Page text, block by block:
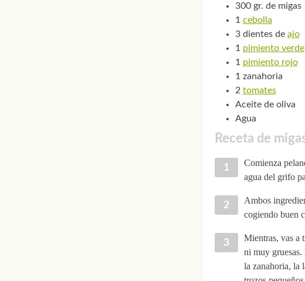
300 gr. de migas
1 cebolla
3 dientes de ajo
1 pimiento verde
1 pimiento rojo
1 zanahoria
2 tomates
Aceite de oliva
Agua
Receta de
Comienza
agua del grifo
Ambos
cogiendo buen
Mientras, vas a
ni muy gruesas.
la zanahoria, la